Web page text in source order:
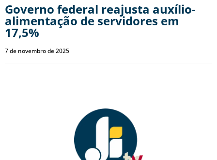
Governo federal reajusta auxílio-
alimentação de servidores em
17,5%
7 de novembro de 2025